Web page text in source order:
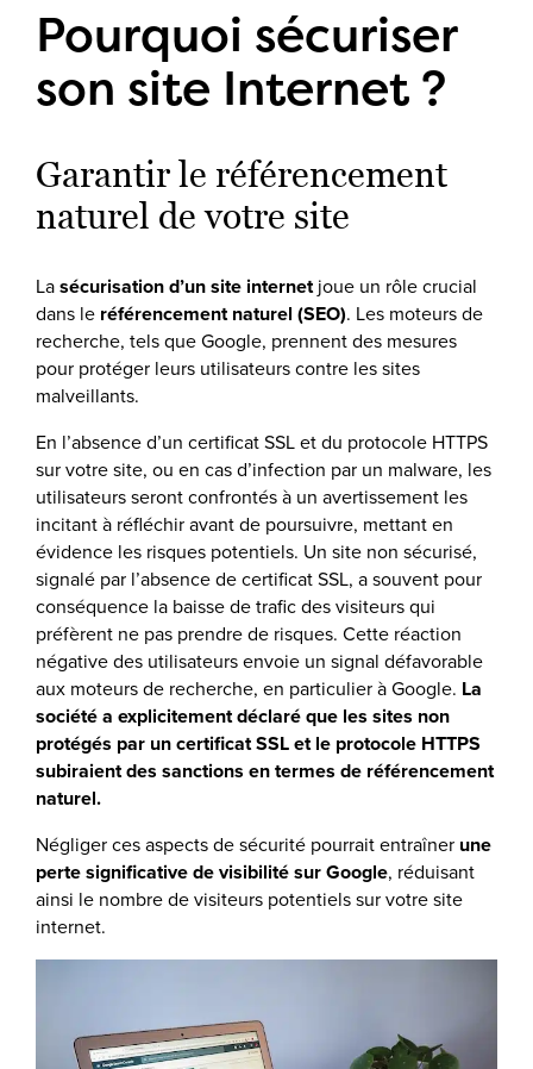
Pourquoi sécuriser
son site Internet ?
Garantir le référencement
naturel de votre site
Lasécurisation d’un site internetjoue un rôle crucial
dans le référencement naturel (SEO). Les moteurs de
recherche, tels que Google, prennent des mesures
pour protéger leurs utilisateurs contre les sites
malveillants.
En l’absence d’un certificat SSL et du protocole HTTPS
sur votre site, ou en cas d’infection par un malware, les
utilisateurs seront confrontés à un avertissement les
incitant à réfléchir avant de poursuivre, mettant en
évidence les risques potentiels. Un site non sécurisé,
signalé par l’absence de certificat SSL, a souvent pour
conséquence la baisse de trafic des visiteurs qui
préfèrent ne pas prendre de risques. Cette réaction
négative des utilisateurs envoie un signal défavorable
aux moteurs de recherche, en particulier à Google. La
société a explicitement déclaré que les sites non
protégés par un certificat SSL et le protocole HTTPS
subiraient des sanctions en termes de référencement
naturel.
Négliger ces aspects de sécurité pourrait entraîner une
perte significative de visibilité sur Google, réduisant
ainsi le nombre de visiteurs potentiels sur votre site
internet.